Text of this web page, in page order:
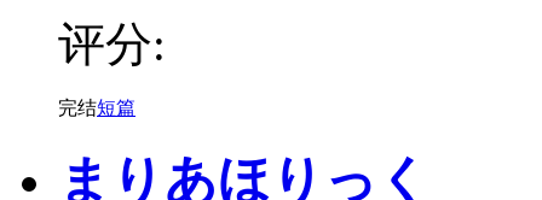
评分:
完结短篇
まりあほりっく